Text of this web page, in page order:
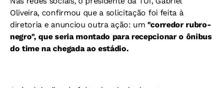
Oliveira, confirmou que a solicitação foi feita à
diretoria e anunciou outra ação: um "corredor rubro-
negro", que seria montado para recepcionar o ônibus
do time na chegada ao estádio.